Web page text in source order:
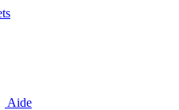
Aide